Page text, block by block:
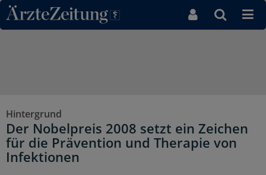
Direkt zum Inhaltsbereich
Hintergrund
Der Nobelpreis 2008 setzt ein Zeichen
für die Prävention und Therapie von
Infektionen